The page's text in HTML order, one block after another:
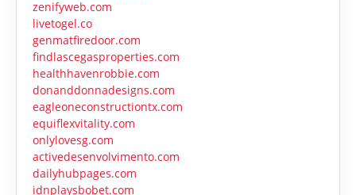
zenifyweb.com
livetogel.co
genmatfiredoor.com
findlascegasproperties.com
healthhavenrobbie.com
donanddonnadesigns.com
eagleoneconstructiontx.com
equiflexvitality.com
onlylovesg.com
activedesenvolvimento.com
dailyhubpages.com
idnplaysbobet.com